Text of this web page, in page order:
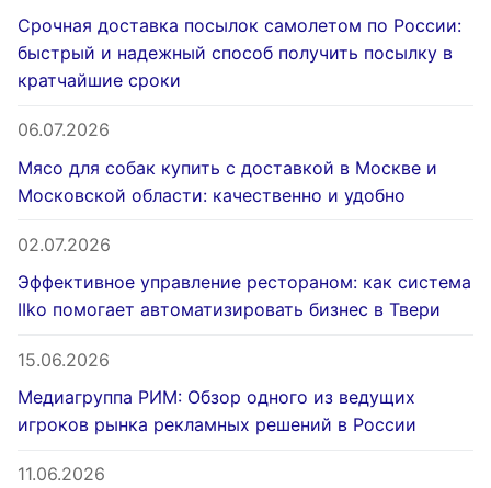
Срочная доставка посылок самолетом по России:
быстрый и надежный способ получить посылку в
кратчайшие сроки
06.07.2026
Мясо для собак купить с доставкой в Москве и
Московской области: качественно и удобно
02.07.2026
Эффективное управление рестораном: как система
IIko помогает автоматизировать бизнес в Твери
15.06.2026
Медиагруппа РИМ: Обзор одного из ведущих
игроков рынка рекламных решений в России
11.06.2026